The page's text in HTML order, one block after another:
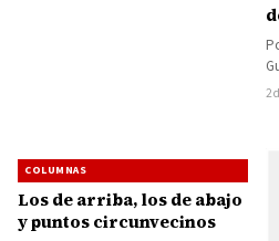
2
COLUMNAS
Los de arriba, los de abajo
y puntos circunvecinos